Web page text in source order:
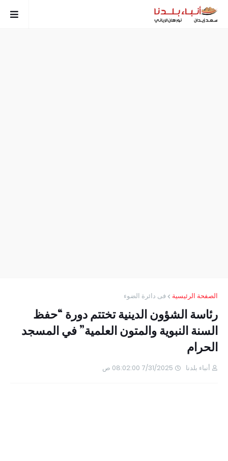
الصفحة الرئيسية فى دائرة الضوء
رئاسة الشؤون الدينية تختتم دورة “حفظ
السنة النبوية والمتون العلمية” في المسجد
الحرام
أنباء بلدنا 7/31/2025 08:02:00 ص